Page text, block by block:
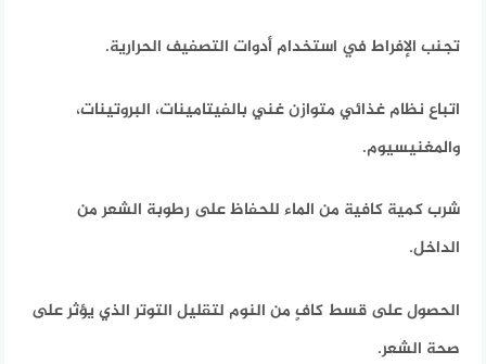
تجنب الإفراط في استخدام أدوات التصفيف الحرارية.
اتباع نظام غذائي متوازن غني بالفيتامينات، البروتينات،
والمغنيسيوم.
شرب كمية كافية من الماء للحفاظ على رطوبة الشعر من
الداخل.
الحصول على قسط كافٍ من النوم لتقليل التوتر الذي يؤثر على
صحة الشعر.